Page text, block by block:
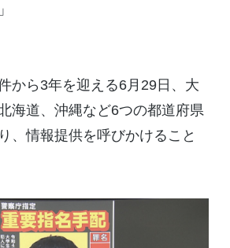
から3年を迎える6月29日、大
海道、沖縄など6つの都道府県
、情報提供を呼びかけること